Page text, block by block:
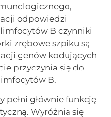
odpowiedzi
B czynniki
zrębowe szpiku są
genów kodujących
przyczynia się do
B.
pełni głównie funkcję
Wyróżnia się